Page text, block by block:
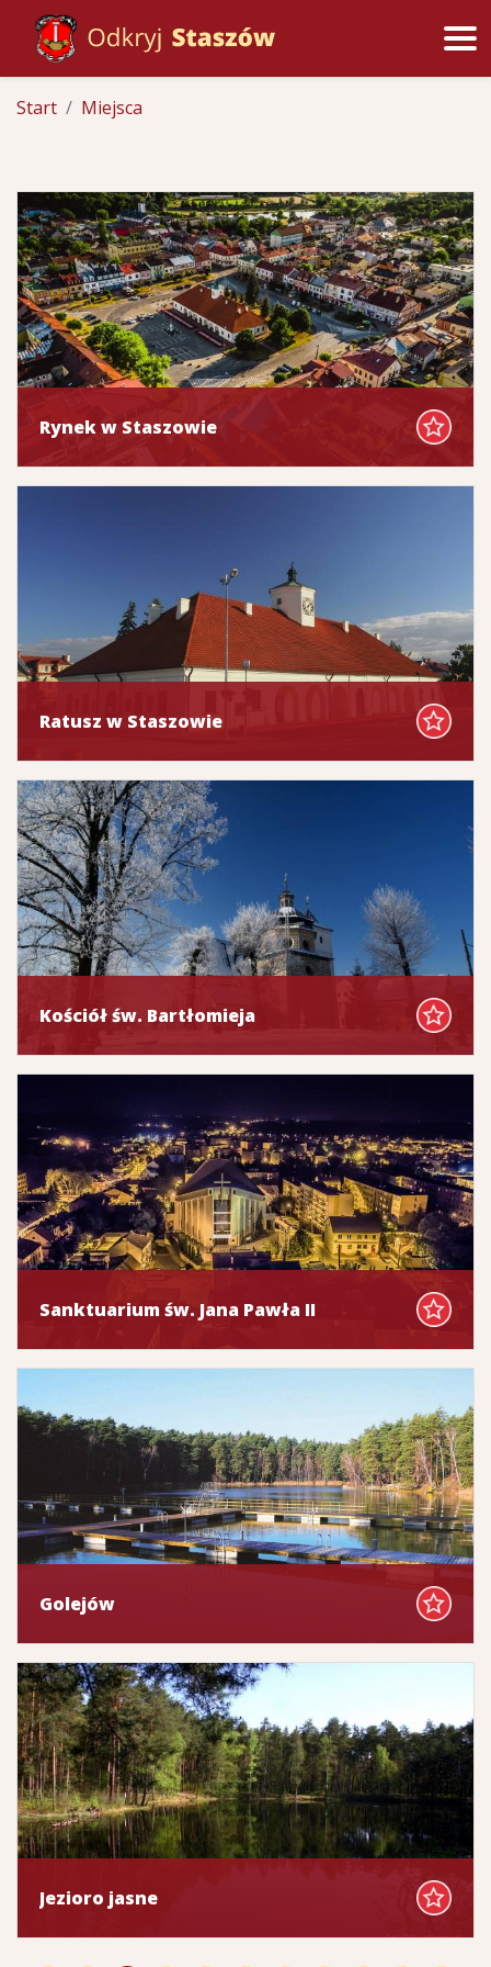
Start Miejsca
Rynek w Staszowie
Ratusz w Staszowie
Kościół św. Bartłomieja
Sanktuarium św. Jana Pawła II
Golejów
Jezioro jasne